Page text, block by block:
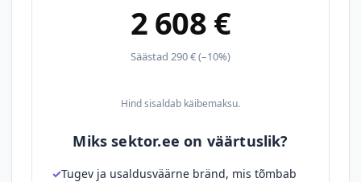
2 608 €
Säästad 290 € (–10%)
Hind sisaldab käibemaksu.
Miks sektor.ee on väärtuslik?
Tugev ja usaldusväärne bränd, mis tõmbab